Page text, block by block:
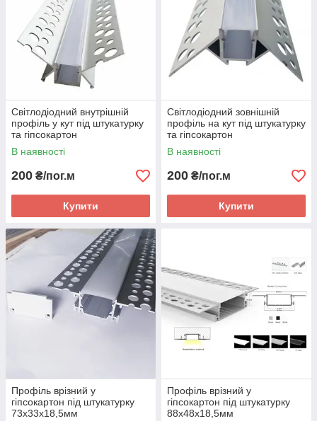
Світлодіодний внутрішній
профіль у кут під штукатурку
та гіпсокартон
В наявності
200 ₴/пог.м
Купити
Світлодіодний зовнішній
профіль на кут під штукатурку
та гіпсокартон
В наявності
200 ₴/пог.м
Купити
Профіль врізний у
гіпсокартон під штукатурку
73х33х18,5мм
Профіль врізний у
гіпсокартон під штукатурку
88х48х18,5мм